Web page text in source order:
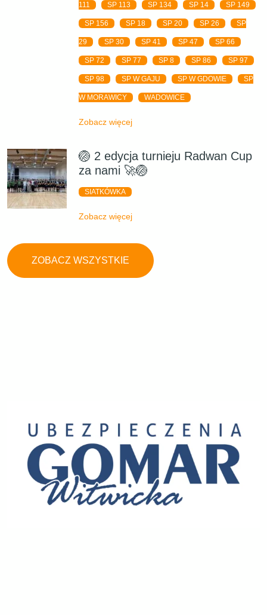
111 SP 113 SP 134 SP 14 SP 149
SP 156 SP 18 SP 20 SP 26 SP
29 SP 30 SP 41 SP 47 SP 66
SP 72 SP 77 SP 8 SP 86 SP 97
SP 98 SP W GAJU SP W GDOWIE SP
W MORAWICY WADOWICE
Zobacz więcej
🏐 2 edycja turnieju Radwan Cup
za nami 🚀🏐
SIATKÓWKA
Zobacz więcej
ZOBACZ WSZYSTKIE